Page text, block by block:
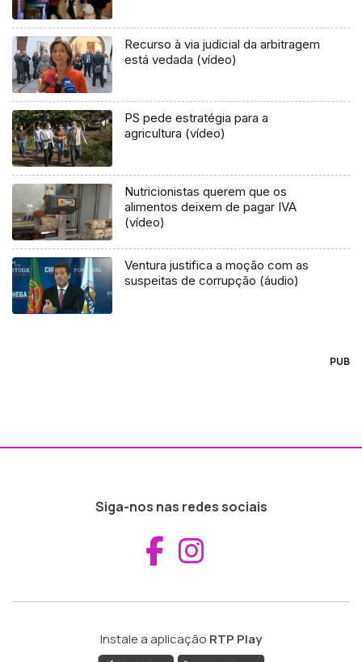
Recurso à via judicial da arbitragem
está vedada (vídeo)
PS pede estratégia para a
agricultura (vídeo)
Nutricionistas querem que os
alimentos deixem de pagar IVA
(vídeo)
Ventura justifica a moção com as
suspeitas de corrupção (áudio)
PUB
Siga-nos nas redes sociais
Aceder ao
Instale a aplicação RTP Play